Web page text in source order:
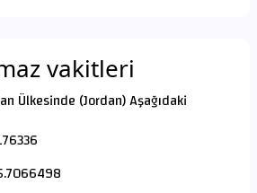
vakitleri
Ülkesinde (Jordan) Aşağıdaki